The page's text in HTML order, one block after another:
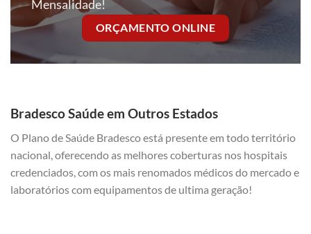
Mensalidade!
ORÇAMENTO ONLINE
Bradesco Saúde em Outros Estados
O Plano de Saúde Bradesco está presente em todo território
nacional, oferecendo as melhores coberturas nos hospitais
credenciados, com os mais renomados médicos do mercado e
laboratórios com equipamentos de ultima geração!